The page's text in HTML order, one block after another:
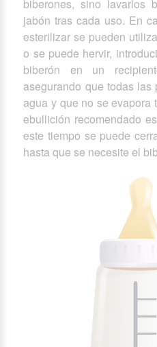
biberones, sino lavarlos
jabón tras cada uso. En
esterilizar se pueden
o se puede hervir,
biberón en un
asegurando que todas las
agua y que no se evapora
ebullición recomendado
este tiempo se puede
hasta que se necesite el